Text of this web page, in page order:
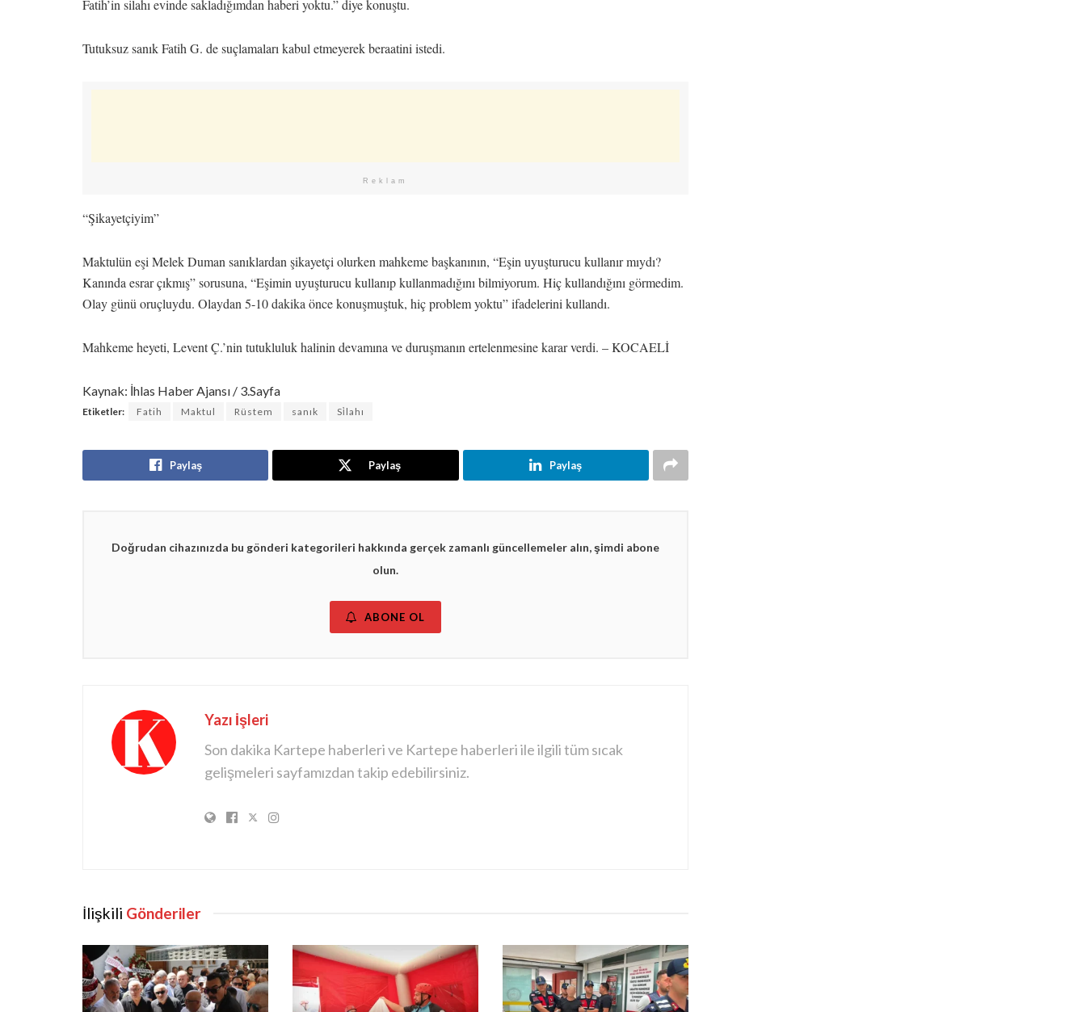
Fatih’in silahı evinde sakladığımdan haberi yoktu.” diye konuştu.
Tutuksuz sanık Fatih G. de suçlamaları kabul etmeyerek beraatini istedi.
Reklam
“Şikayetçiyim”
Maktulün eşi Melek Duman sanıklardan şikayetçi olurken mahkeme başkanının, “Eşin uyuşturucu kullanır mıydı?
Kanında esrar çıkmış” sorusuna, “Eşimin uyuşturucu kullanıp kullanmadığını bilmiyorum. Hiç kullandığını görmedim.
Olay günü oruçluydu. Olaydan 5-10 dakika önce konuşmuştuk, hiç problem yoktu” ifadelerini kullandı.
Mahkeme heyeti, Levent Ç.’nin tutukluluk halinin devamına ve duruşmanın ertelenmesine karar verdi. – KOCAELİ
Kaynak: İhlas Haber Ajansı / 3.Sayfa
Etiketler: Fatih Maktul Rüstem sanık Si̇lahı
Paylaş Paylaş Paylaş
Doğrudan cihazınızda bu gönderi kategorileri hakkında gerçek zamanlı güncellemeler alın, şimdi abone
olun.
ABONE OL
Yazı İşleri
Son dakika Kartepe haberleri ve Kartepe haberleri ile ilgili tüm sıcak
gelişmeleri sayfamızdan takip edebilirsiniz.
İlişkili Gönderiler